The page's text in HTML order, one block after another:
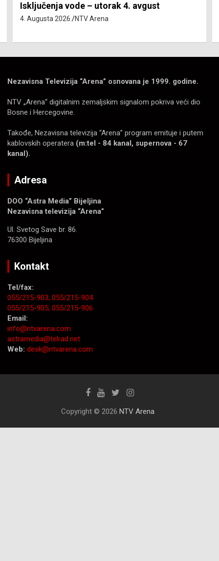
Isključenja vode – utorak 4. avgust
4. Augusta 2026. NTV Arena
Nezavisna Televizija “Arena” osnovana je 1999. godine.
NTV „Arena“ digitalnim zemaljskim signalom pokriva veći dio
Bosne i Hercegovine.
Takođe, Nezavisna televizija “Arena” program emituje i putem
kablovskih operatera (m:tel - 84 kanal, supernova - 67
kanal).
Adresa
DOO “Astra Media” Bijeljina
Nezavisna televizija “Arena”
Ul. Svetog Save br. 86.
76300 Bijeljina
Kontakt
Tel/fax:
055/215-903; 055/215-904
055/215-905; 055/215-906
Email:
info@ntvarena.com
astramedia@telrad.net
Web: desk@ntvarena.com
Copyright © 2026 NTV Arena